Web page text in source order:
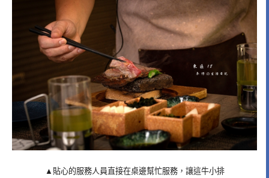
▲貼心的服務人員直接在桌邊幫忙服務，讓這牛小排